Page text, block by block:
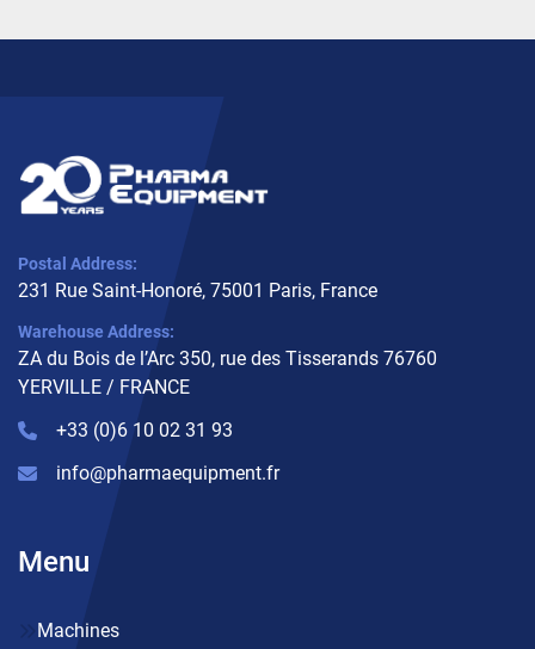
Postal Address:
231 Rue Saint-Honoré, 75001 Paris, France
Warehouse Address:
ZA du Bois de l’Arc 350, rue des Tisserands 76760
YERVILLE / FRANCE
+33 (0)6 10 02 31 93
info@pharmaequipment.fr
Menu
Machines